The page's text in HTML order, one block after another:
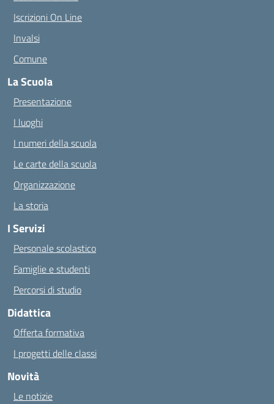
Iscrizioni On Line
Invalsi
Comune
La Scuola
Presentazione
I luoghi
I numeri della scuola
Le carte della scuola
Organizzazione
La storia
I Servizi
Personale scolastico
Famiglie e studenti
Percorsi di studio
Didattica
Offerta formativa
I progetti delle classi
Novità
Le notizie